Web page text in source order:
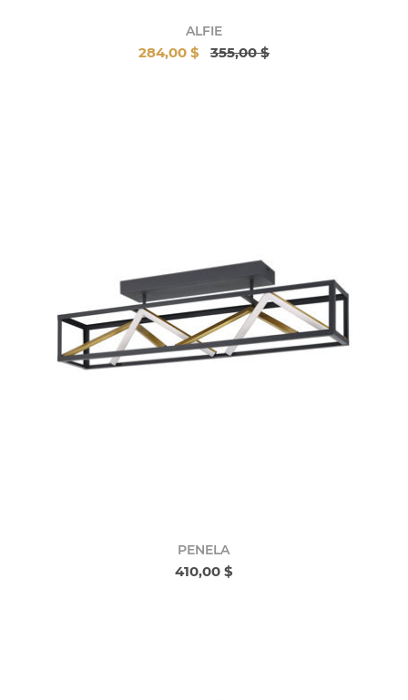
ALFIE
284,00 $ 355,00 $
PENELA
410,00 $